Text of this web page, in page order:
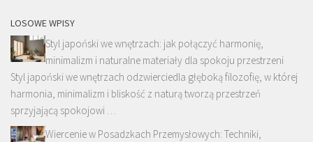
LOSOWE WPISY
Styl japoński we wnętrzach: jak połączyć harmonię,
minimalizm i naturalne materiały dla spokoju przestrzeni
Styl japoński we wnętrzach odzwierciedla głęboką filozofię, w której
harmonia, minimalizm i bliskość z naturą tworzą przestrzeń
sprzyjającą spokojowi …
Wiercenie w Posadzkach Przemysłowych: Techniki,